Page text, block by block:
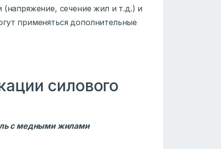
сечение жил и т.д.) и
применяться дополнительные
силового
с медными жилами